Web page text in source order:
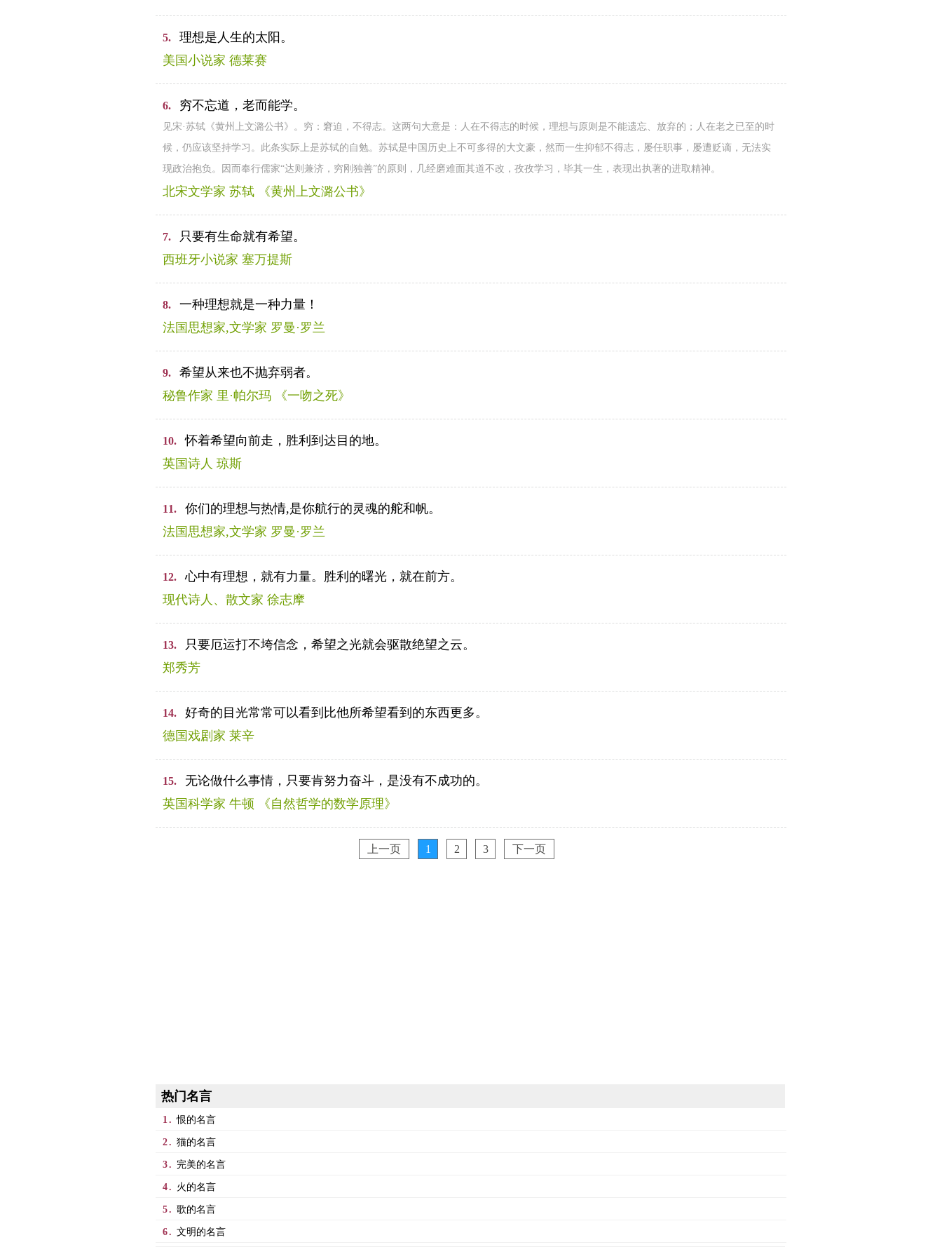
5.
理想是人生的太阳。
美国小说家 德莱赛
6. 穷不忘道，老而能学。
见宋·苏轼《黄州上文潞公书》。穷：窘迫，不得志。这两句大意是：人在不得志的时候，理想与原则是不能遗忘、放弃的；人在老之已至的时
候，仍应该坚持学习。此条实际上是苏轼的自勉。苏轼是中国历史上不可多得的大文豪，然而一生抑郁不得志，屡任职事，屡遭贬谪，无法实
现政治抱负。因而奉行儒家“达则兼济，穷刚独善”的原则，几经磨难面其道不改，孜孜学习，毕其一生，表现出执著的进取精神。
北宋文学家 苏轼 《黄州上文潞公书》
7.
只要有生命就有希望。
西班牙小说家 塞万提斯
8.
一种理想就是一种力量！
法国思想家,文学家 罗曼·罗兰
9.
希望从来也不抛弃弱者。
秘鲁作家 里·帕尔玛 《一吻之死》
10.
怀着希望向前走，胜利到达目的地。
英国诗人 琼斯
11.
你们的理想与热情,是你航行的灵魂的舵和帆。
法国思想家,文学家 罗曼·罗兰
12.
心中有理想，就有力量。胜利的曙光，就在前方。
现代诗人、散文家 徐志摩
13.
只要厄运打不垮信念，希望之光就会驱散绝望之云。
郑秀芳
14.
好奇的目光常常可以看到比他所希望看到的东西更多。
德国戏剧家 莱辛
15.
无论做什么事情，只要肯努力奋斗，是没有不成功的。
英国科学家 牛顿 《自然哲学的数学原理》
上一页 1 2 3 下一页
热门名言
1. 恨的名言
2. 猫的名言
3. 完美的名言
4. 火的名言
5. 歌的名言
6. 文明的名言